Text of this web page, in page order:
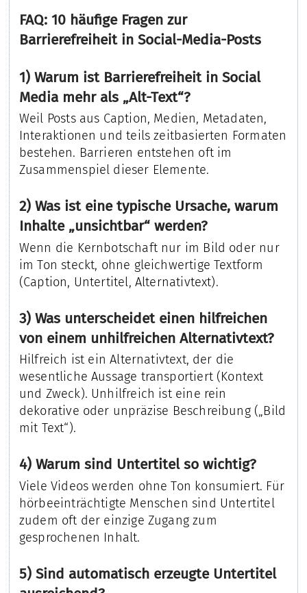
FAQ: 10 häufige Fragen zur
Barrierefreiheit in Social-Media-Posts
1) Warum ist Barrierefreiheit in Social
Media mehr als „Alt-Text“?
Weil Posts aus Caption, Medien, Metadaten,
Interaktionen und teils zeitbasierten Formaten
bestehen. Barrieren entstehen oft im
Zusammenspiel dieser Elemente.
2) Was ist eine typische Ursache, warum
Inhalte „unsichtbar“ werden?
Wenn die Kernbotschaft nur im Bild oder nur
im Ton steckt, ohne gleichwertige Textform
(Caption, Untertitel, Alternativtext).
3) Was unterscheidet einen hilfreichen
von einem unhilfreichen Alternativtext?
Hilfreich ist ein Alternativtext, der die
wesentliche Aussage transportiert (Kontext
und Zweck). Unhilfreich ist eine rein
dekorative oder unpräzise Beschreibung („Bild
mit Text“).
4) Warum sind Untertitel so wichtig?
Viele Videos werden ohne Ton konsumiert. Für
hörbeeinträchtigte Menschen sind Untertitel
zudem oft der einzige Zugang zum
gesprochenen Inhalt.
5) Sind automatisch erzeugte Untertitel